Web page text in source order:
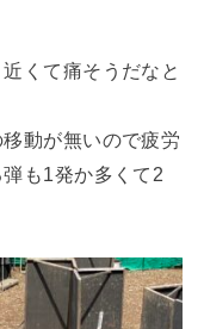
くて痛そうだなと
動が無いので疲労
も1発か多くて2